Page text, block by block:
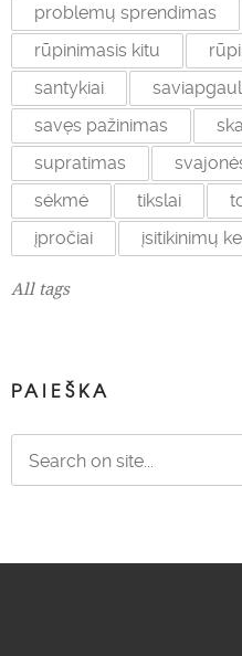
problemų sprendimas
rūpinimasis kitu
santykiai
savęs pažinimas
supratimas
sėkmė
tikslai
įpročiai
įsitikinimų
All tags
PAIEŠKA